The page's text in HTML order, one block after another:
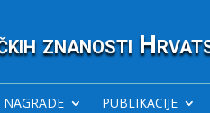
znanosti
NAGRADE PUBLIKACIJE